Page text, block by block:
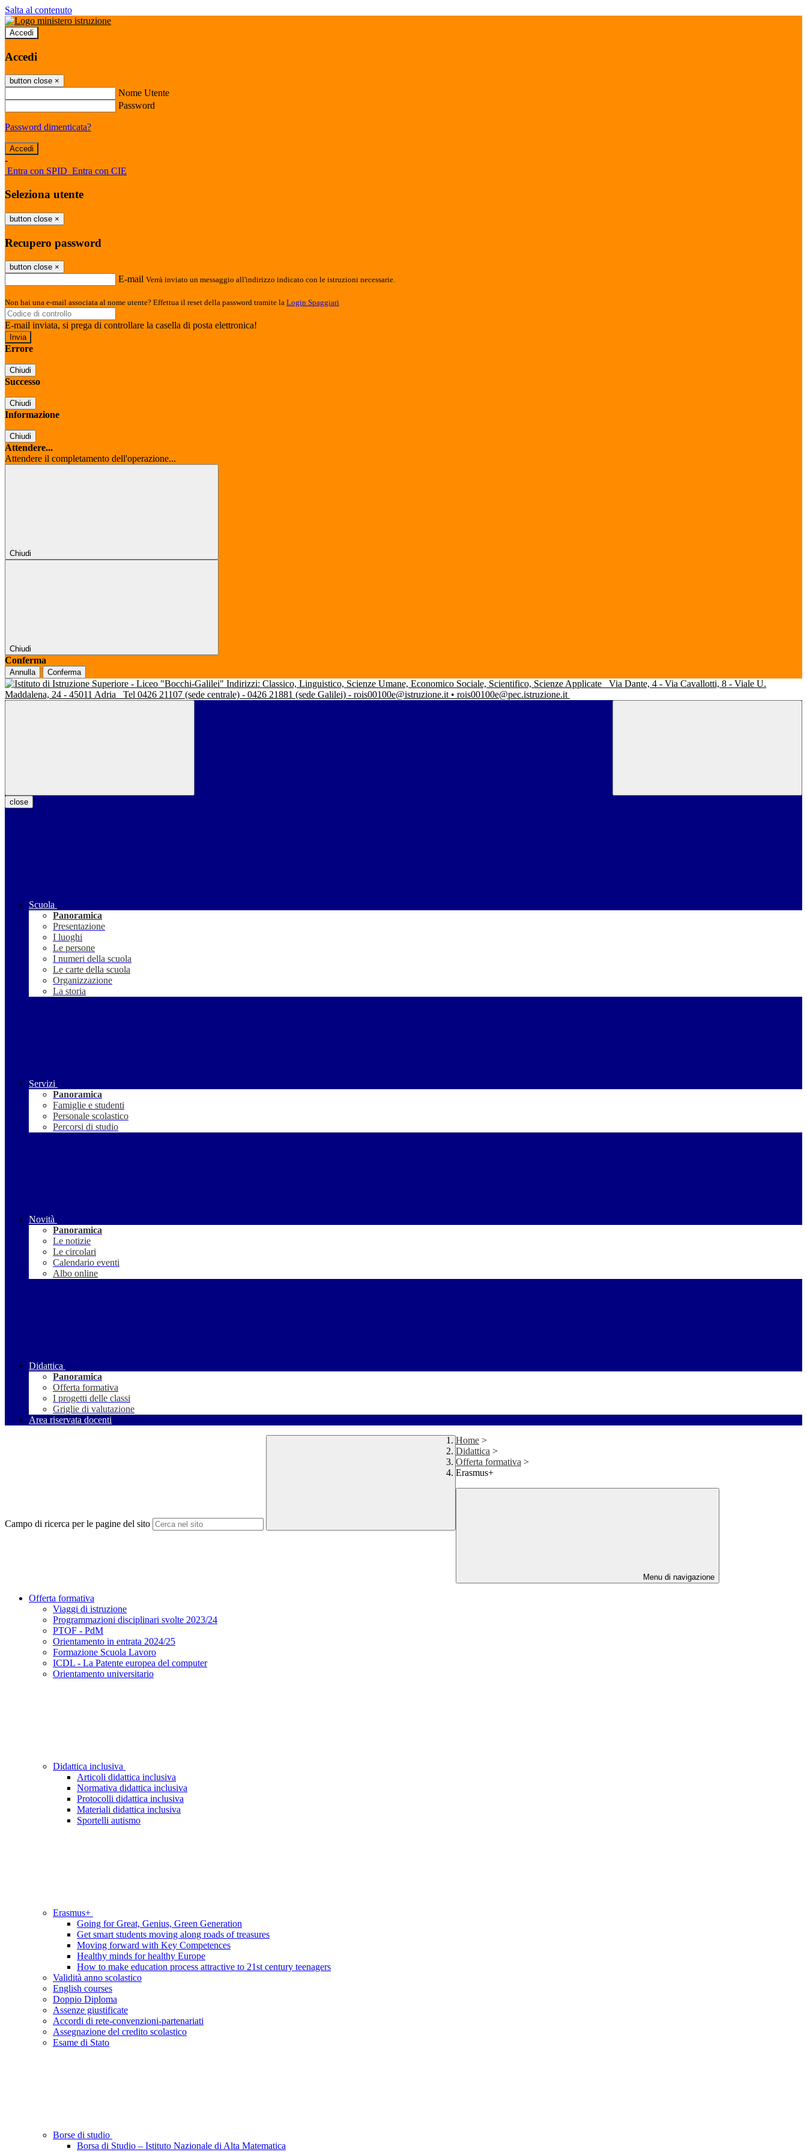
Salta al contenuto
Accedi
Accedi
button close ×
Nome Utente
Password
Password dimenticata?
-
Entra con SPID Entra con CIE
Seleziona utente
button close ×
Recupero password
button close ×
E-mail Verrà inviato un messaggio all'indirizzo indicato con le istruzioni necessarie.
Non hai una e-mail associata al nome utente? Effettua il reset della password tramite la Login Spaggiari
E-mail inviata, si prega di controllare la casella di posta elettronica!
Errore
Chiudi
Successo
Chiudi
Informazione
Chiudi
Attendere...
Attendere il completamento dell'operazione...
Chiudi
Chiudi
Conferma
Annulla Conferma
Indirizzi: Classico, Linguistico, Scienze Umane, Economico Sociale, Scientifico, Scienze Applicate
Via Dante, 4 - Via Cavallotti, 8 - Viale U.
Maddalena, 24 - 45011 Adria
Tel 0426 21107 (sede centrale) - 0426 21881 (sede Galilei) - rois00100e@istruzione.it • rois00100e@pec.istruzione.it
close
Scuola
Panoramica
Presentazione
I luoghi
Le persone
I numeri della scuola
Le carte della scuola
Organizzazione
La storia
Servizi
Panoramica
Famiglie e studenti
Personale scolastico
Percorsi di studio
Novità
Panoramica
Le notizie
Le circolari
Calendario eventi
Albo online
Didattica
Panoramica
Offerta formativa
I progetti delle classi
Griglie di valutazione
Area riservata docenti
Campo di ricerca per le pagine del sito
Home >
Didattica >
Offerta formativa >
Erasmus+
Menu di navigazione
Offerta formativa
Viaggi di istruzione
Programmazioni disciplinari svolte 2023/24
PTOF - PdM
Orientamento in entrata 2024/25
Formazione Scuola Lavoro
ICDL - La Patente europea del computer
Orientamento universitario
Didattica inclusiva
Articoli didattica inclusiva
Normativa didattica inclusiva
Protocolli didattica inclusiva
Materiali didattica inclusiva
Sportelli autismo
Erasmus+
Going for Great, Genius, Green Generation
Get smart students moving along roads of treasures
Moving forward with Key Competences
Healthy minds for healthy Europe
How to make education process attractive to 21st century teenagers
Validità anno scolastico
English courses
Doppio Diploma
Assenze giustificate
Accordi di rete-convenzioni-partenariati
Assegnazione del credito scolastico
Esame di Stato
Borse di studio
Borsa di Studio – Istituto Nazionale di Alta Matematica